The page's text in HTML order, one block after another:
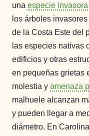
una especie invasora
los árboles
de la Costa Este del
las especies nativas
edificios y otras
en pequeñas grietas
molestia y amenaza
malhuele alcanzan
y pueden llegar a
diámetro. En